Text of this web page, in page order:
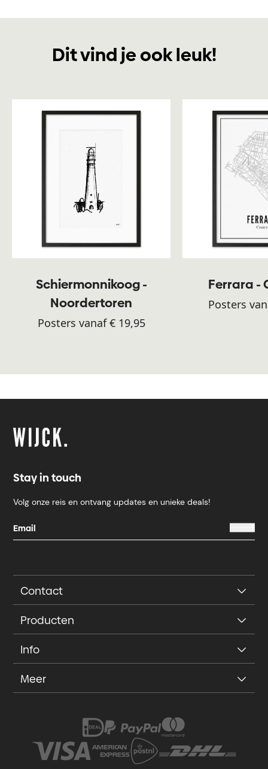
Dit vind je ook leuk!
Schiermonnikoog -
Noordertoren
Posters vanaf € 19,95
Ferrara -
Posters
Stay in touch
Volg onze reis en ontvang updates en unieke deals!
Contact
Producten
Info
Meer